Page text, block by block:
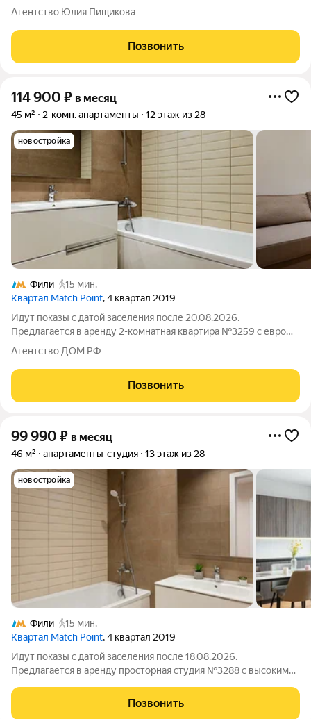
дворе. 2 автобусные остановки и вы на Кутузовском
проспекте. Проходная комната 16 метров, запроходная
спальня 9 метров. Есть мебель и
Агентство Юлия Пищикова
Позвонить
114 900 ₽ в месяц
45 м² 2-комн. апартаменты 12 этаж из 28
новостройка
Фили
15 мин.
Квартал Match Point, 4 квартал 2019
Идут показы с датой заселения после 20.08.2026.
Предлагается в аренду 2-комнатная квартира №3259 с евро
планировкой (кухня-гостиная + 1 спальня) с высокими
потолками площадью 45 м2, расположенная на двенадцатом
этаже нового арендного дома Матч Поинт.
Агентство ДОМ РФ
Позвонить
99 990 ₽ в месяц
46 м² апартаменты-студия 13 этаж из 28
новостройка
Фили
15 мин.
Квартал Match Point, 4 квартал 2019
Идут показы с датой заселения после 18.08.2026.
Предлагается в аренду просторная студия №3288 с высокими
этаже нового арендного дома Матч Поинт. Окна апартаментов
выходят на волейбольную арену.
Позвонить